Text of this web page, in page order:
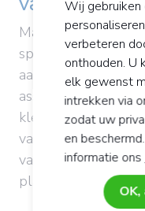
Magnesium heeft
spijsvertering,
aan de aanmaak
assimilatie door het
kleine bouwstenen
van
van de essentiële
plaatsvinden in
Wij gebruiken
verbeteren
onthouden. U
elk gewenst
intrekken via
zodat uw
en
informatie ons